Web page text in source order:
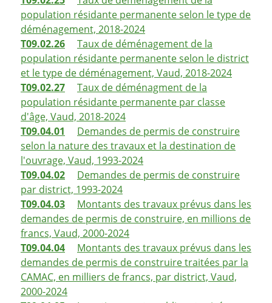
population résidante permanente selon le type de
déménagement, 2018-2024
T09.02.26
Taux de déménagement de la
population résidante permanente selon le district
et le type de déménagement, Vaud, 2018-2024
T09.02.27
Taux de déménagment de la
population résidante permanente par classe
d'âge, Vaud, 2018-2024
T09.04.01
Demandes de permis de construire
selon la nature des travaux et la destination de
l'ouvrage, Vaud, 1993-2024
T09.04.02
Demandes de permis de construire
par district, 1993-2024
T09.04.03
Montants des travaux prévus dans les
demandes de permis de construire, en millions de
francs, Vaud, 2000-2024
T09.04.04
Montants des travaux prévus dans les
demandes de permis de construire traitées par la
CAMAC, en milliers de francs, par district, Vaud,
2000-2024